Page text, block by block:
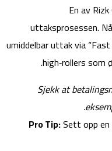
En av
uttaksprosessen.
umiddelbar uttak via
high‑rollers som
Sjekk at
Pro Tip:Sett opp